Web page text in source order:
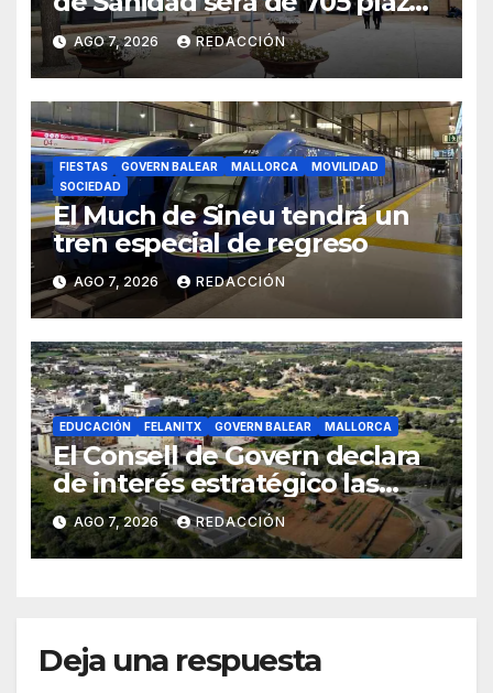
en 2026
AGO 7, 2026 REDACCIÓN
FIESTAS GOVERN BALEAR MALLORCA
MOVILIDAD
SOCIEDAD
El Much de Sineu tendrá un
tren especial de regreso
AGO 7, 2026 REDACCIÓN
EDUCACIÓN FELANITX GOVERN BALEAR MALLORCA
El Consell de Govern declara
de interés estratégico las
obras de acceso al nuevo
CEIP de Felanitx
AGO 7, 2026 REDACCIÓN
Deja una respuesta